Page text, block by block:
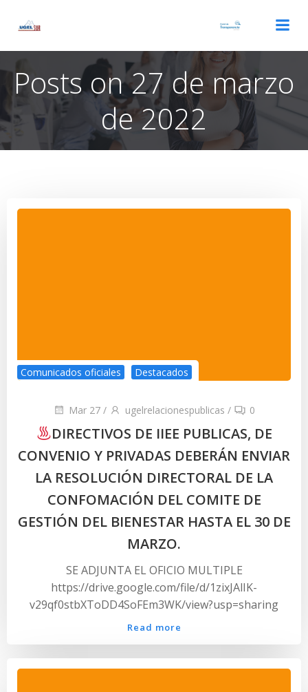
Posts on 27 de marzo
de 2022
Comunicados oficiales Destacados
Mar 27 / ugelrelacionespublicas / 0
DIRECTIVOS DE IIEE PUBLICAS, DE
CONVENIO Y PRIVADAS DEBERÁN ENVIAR
LA RESOLUCIÓN DIRECTORAL DE LA
CONFOMACIÓN DEL COMITE DE
GESTIÓN DEL BIENESTAR HASTA EL 30 DE
MARZO.
SE ADJUNTA EL OFICIO MULTIPLE
https://drive.google.com/file/d/1zixJAlIK-
v29qf0stbXToDD4SoFEm3WK/view?usp=sharing
Read more